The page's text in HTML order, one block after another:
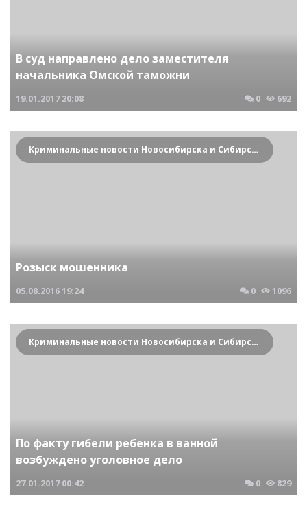
В суд направлено дело заместителя
начальника Омской таможни
19.01.2017 20:08 0 692
Криминальные новости Новосибирска и Сибирского региона
Розыск мошенника
05.08.201619:24 0 1096
Криминальные новости Новосибирска и Сибирского региона
По факту гибели ребенка в ванной
возбуждено уголовное дело
27.01.2017 00:42 0 829